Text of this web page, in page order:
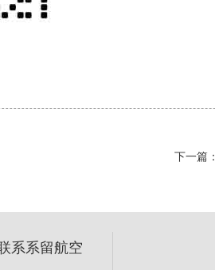
下一篇：
系系留航空